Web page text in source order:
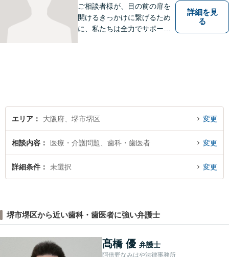
ご相談者様が、目の前の扉を
開けるきっかけに繋げるため
に、私たちは全力でサポート
詳細を見
る
エリア 大阪府、堺市堺区 変更
相談内容 医療・介護問題、歯科・歯医者 変更
詳細条件 未選択 変更
堺市堺区から近い歯科・歯医者に強い弁護士
髙橋 優 弁護士
阿倍野なみはや法律事務所